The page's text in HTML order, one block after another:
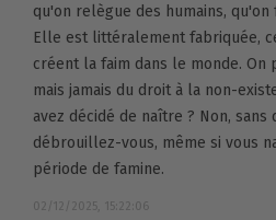
qu'on relègue des humains,
Elle est littéralement fabriquée,
créent la faim dans le monde. On
mais jamais du droit à la non-
avez décidé de naître ? Non, sans
débrouillez-vous, même si vous
période de famine.
02/12/2025, 15:22:06